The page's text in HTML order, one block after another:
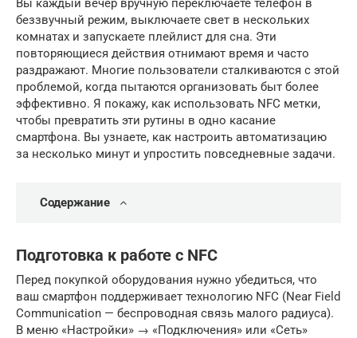
Вы каждый вечер вручную переключаете телефон в
беззвучный режим, выключаете свет в нескольких
комнатах и запускаете плейлист для сна. Эти
повторяющиеся действия отнимают время и часто
раздражают. Многие пользователи сталкиваются с этой
проблемой, когда пытаются организовать быт более
эффективно. Я покажу, как использовать NFC метки,
чтобы превратить эти рутины в одно касание
смартфона. Вы узнаете, как настроить автоматизацию
за несколько минут и упростить повседневные задачи.
Содержание
Подготовка к работе с NFC
Перед покупкой оборудования нужно убедиться, что
ваш смартфон поддерживает технологию NFC (Near Field
Communication — беспроводная связь малого радиуса).
В меню «Настройки» → «Подключения» или «Сеть»